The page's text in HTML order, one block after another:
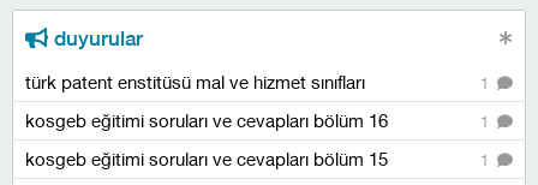
duyurular
1
türk patent enstitüsü mal ve hizmet sınıfları
1
kosgeb eğitimi soruları ve cevapları bölüm 16
1
kosgeb eğitimi soruları ve cevapları bölüm 15